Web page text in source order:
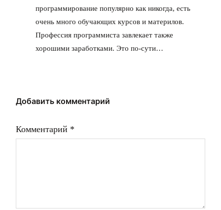
программирование популярно как никогда, есть
очень много обучающих курсов и материлов.
Профессия программиста завлекает также
хорошими заработками. Это по-сути…
Добавить комментарий
Комментарий *